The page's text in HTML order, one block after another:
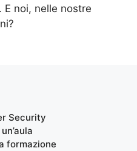
noi, nelle nostre
Security
formazione